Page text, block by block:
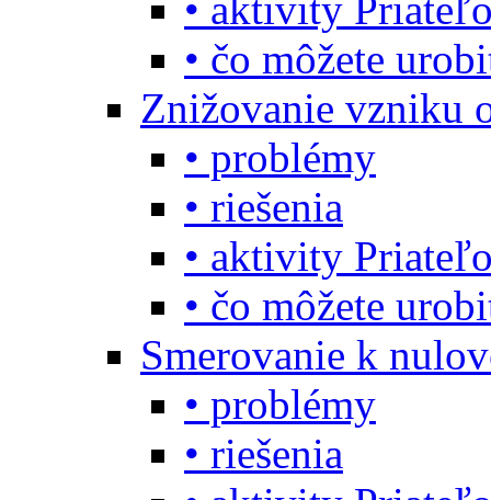
• čo môžete
Znižovanie vzniku
• problémy
• riešenia
• aktivity
• čo môžete
Smerovanie k
• problémy
• riešenia